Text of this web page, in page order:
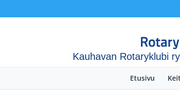
Kauhavan Rotaryklubi ry
Etusivu